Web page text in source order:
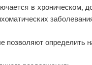
в хроническом,
позволяют определить